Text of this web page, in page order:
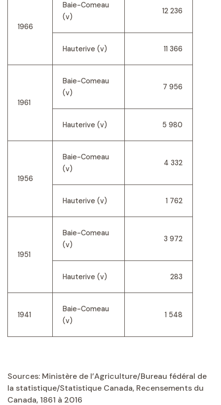
1966
Baie-Comeau
(v)
12 236
Hauterive (v) 11 366
1961
Baie-Comeau
(v)
7 956
Hauterive (v) 5 980
1956
Baie-Comeau
(v)
4 332
Hauterive (v) 1 762
1951
Baie-Comeau
(v)
3 972
Hauterive (v) 283
1941
Baie-Comeau
(v)
1 548
Sources: Ministère de l’Agriculture/Bureau fédéral de
la statistique/Statistique Canada, Recensements du
Canada, 1861 à 2016